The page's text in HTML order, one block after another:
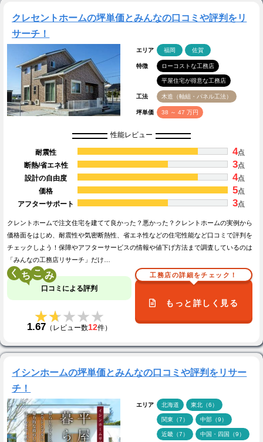
クレセントホームの坪単価とみんなの口コミや評判をリ
サーチ！
エリア 福岡 佐賀
特徴 ローコストな工務店
平屋住宅が得意な工務店
工法 木造（軸組・パネル工法）
坪単価 38 ～ 47 万円
性能レビュー
耐震性 4点
断熱/省エネ性
3点
設計の自由度
4点
価格
5点
アフターサポート
3点
クレントホームで注文住宅を建てて良かった？悪かった？クレントホームの実例から
価格面をはじめ、耐震性や気密断熱性、省エネ性などの住宅性能など口コミで評判を
チェックしよう！保障やアフターサービスの情報や値下げ方法まで調査しているのは
「みんなの工務店リサーチ」だけ…
く こ
口コミによる評判
★★★★★
★★★★★
1.67 （レビュー数12件）
工務店の詳細をチェック！
もっと詳しく見る
イシンホームの坪単価とみんなの口コミや評判をリサー
チ！
エリア 北海道 東北（6）
関東（7） 中部（9）
近畿（7） 中国・四国（9）